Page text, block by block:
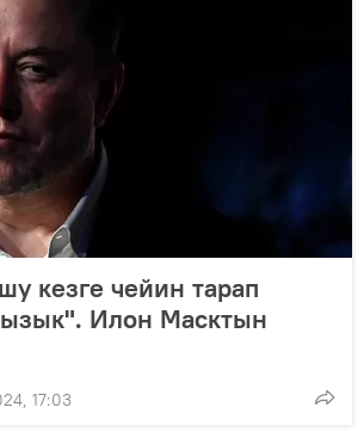
кезге чейин тарап
Илон Масктын
17:03